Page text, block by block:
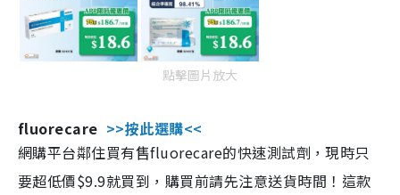
點擊圖片放大
fluorecare >>按此選購<<
網購平台鄰住買有售fluorecare的快速測試劑，現時只
要超低價$9.9就買到，購買前請先注意送貨時間！這款